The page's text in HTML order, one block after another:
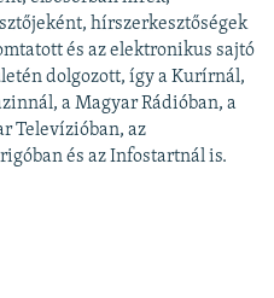
hírszerkesztőségek
és az elektronikus sajtó
dolgozott, így a Kurírnál,
a Magyar Rádióban, a
Televízióban, az
és az Infostartnál is.